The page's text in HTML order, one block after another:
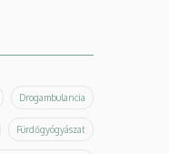
Drogambulancia
Fürdőgyógyászat